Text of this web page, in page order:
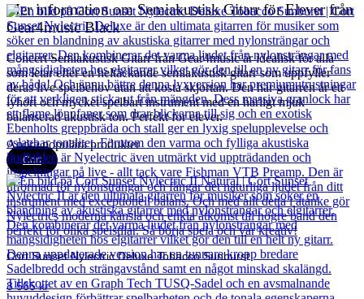
Mer information om Semiakustisk Gitarr för Elever från
Gear4music Black
Concert Semiakustisk Gitarr från Gear4music är idealisk för alla
som letar efter en heltäckande semiakustisk gitarr som uppfyller
deras live spelbehov utan att kosta skjortan. Den här gitarren är ett
lyhört och mycket spelbart instrument med en härligt mjuk
balanserad akustisk ton. Perfekt för elever.
Andra populära produkter
Cort
Cort Sunset Nylectric Deluxe Tobacco Sunburst
8 565kr